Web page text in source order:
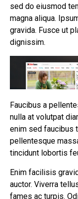
sed do eiusmod
magna aliqua.
gravida. Fusce ut
dignissim.
Faucibus a
nulla at volutpat
enim sed faucibus
pellentesque
tincidunt lobortis
Enim facilisis
auctor. Viverra
fames ac turpis.